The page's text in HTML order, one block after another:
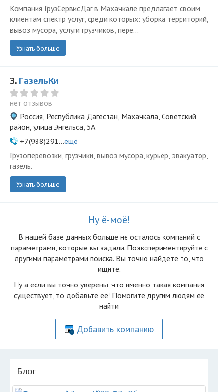
Компания ГрузСервисДаг в Махачкале предлагает своим
клиентам спектр услуг, среди которых: уборка территорий,
вывоз мусора, услуги грузчиков, пере...
Узнать больше
3. ГазельКи
нет отзывов
Россия, Республика Дагестан, Махачкала, Советский
район, улица Энгельса, 5А
+7(988)291...ещё
Грузоперевозки, грузчики, вывоз мусора, курьер, эвакуатор,
газель.
Узнать больше
Ну ё-моё!
В нашей базе данных больше не осталоcь компаний с
параметрами, которые вы задали. Поэкспериментируйте с
другими параметрами поиска. Вы точно найдете то, что
ищите.
Ну а если вы точно уверены, что именно такая компания
существует, то добавьте её! Помогите другим людям её
найти
Добавить компанию
Блог